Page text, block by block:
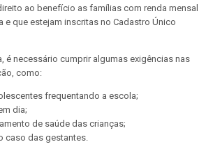
ao benefício as famílias com renda mensal
e que estejam inscritas no Cadastro Único
é necessário cumprir algumas exigências nas
como:
frequentando a escola;
dia;
de saúde das crianças;
caso das gestantes.